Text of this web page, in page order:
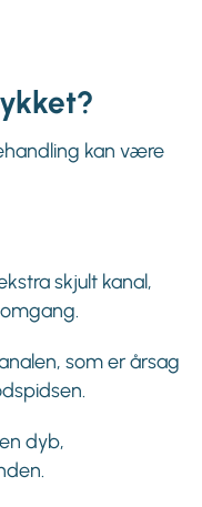
kan være
skjult kanal,
som er årsag
dyb,